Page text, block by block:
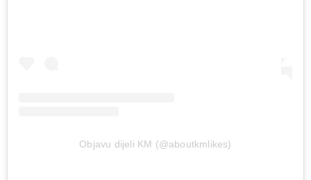
Objavu dijeli KM (@aboutkmlikes)